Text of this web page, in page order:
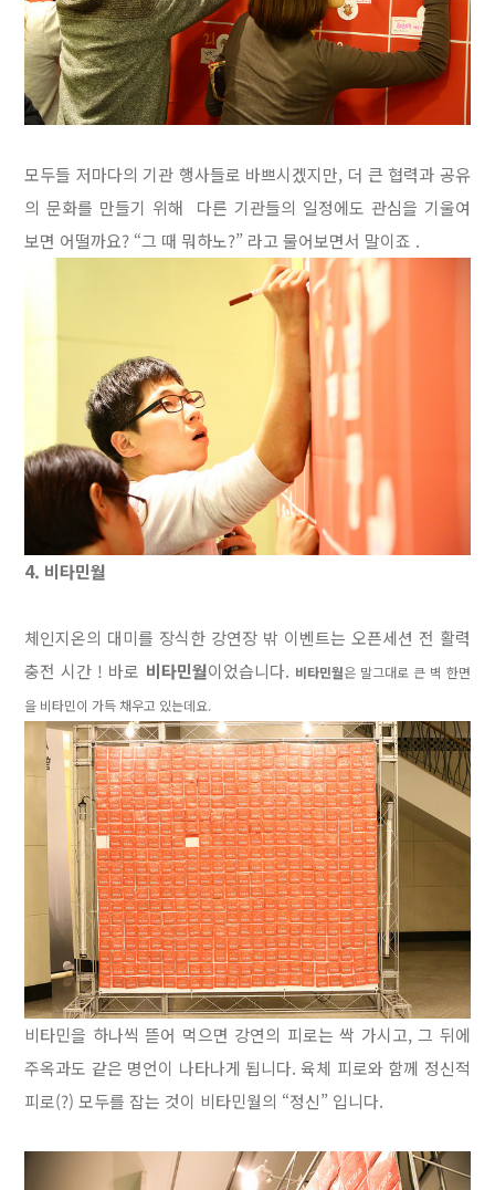
모두들 저마다의 기관 행사들로 바쁘시겠지만, 더 큰 협력과 공유
의 문화를 만들기 위해 다른 기관들의 일정에도 관심을 기울여
보면 어떨까요? “그 때 뭐하노?” 라고 물어보면서 말이죠 .
4. 비타민월
체인지온의 대미를 장식한 강연장 밖 이벤트는 오픈세션 전 활력
충전 시간 ! 바로 비타민월이었습니다. 비타민월은 말그대로 큰 벽 한면
을 비타민이 가득 채우고 있는데요.
비타민을 하나씩 뜯어 먹으면 강연의 피로는 싹 가시고, 그 뒤에
주옥과도 같은 명언이 나타나게 됩니다. 육체 피로와 함께 정신적
피로(?) 모두를 잡는 것이 비타민월의 “정신” 입니다.